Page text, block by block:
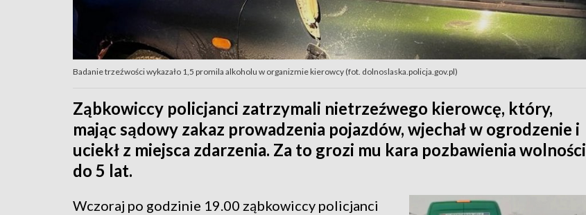
Badanie trzeźwości wykazało 1,5 promila alkoholu w organizmie kierowcy (fot. dolnoslaska.policja.gov.pl)
Ząbkowiccy policjanci zatrzymali nietrzeźwego kierowcę, który,
mając sądowy zakaz prowadzenia pojazdów, wjechał w ogrodzenie i
uciekł z miejsca zdarzenia. Za to grozi mu kara pozbawienia wolności
do 5 lat.
Wczoraj po godzinie 19.00 ząbkowiccy policjanci